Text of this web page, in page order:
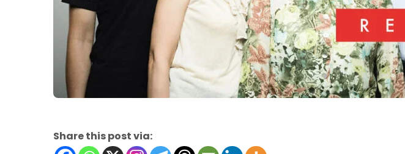
Share this post via: